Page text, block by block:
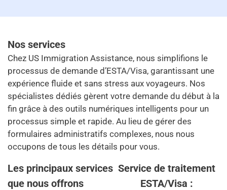
Nos services
Chez US Immigration Assistance, nous simplifions le
processus de demande d’ESTA/Visa, garantissant une
expérience fluide et sans stress aux voyageurs. Nos
spécialistes dédiés gèrent votre demande du début à la
fin grâce à des outils numériques intelligents pour un
processus simple et rapide. Au lieu de gérer des
formulaires administratifs complexes, nous nous
occupons de tous les détails pour vous.
Les principaux services
que nous offrons
Service de traitement
ESTA/Visa :